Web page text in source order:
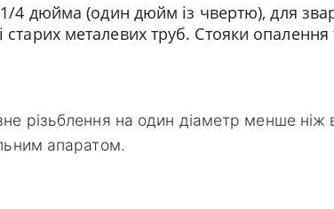
4 дюйма (один дюйм із чвертю), для
металевих труб. Стояки
різьблення на один діаметр менше
апаратом.